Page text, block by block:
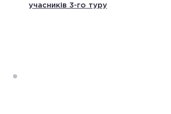
учасників 3-го туру